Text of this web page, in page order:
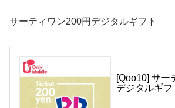
サーティワン200円デジタルギフト
[Qoo10] サー
デジタルギフ